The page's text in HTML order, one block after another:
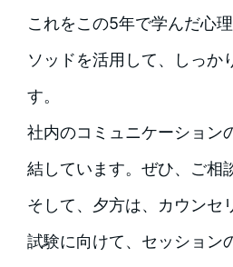
これをこの5年で学んだ心
ソッドを活用して、しっか
す。
社内のコミュニケーション
結しています。ぜひ、ご相
そして、夕方は、カウンセ
試験に向けて、セッション